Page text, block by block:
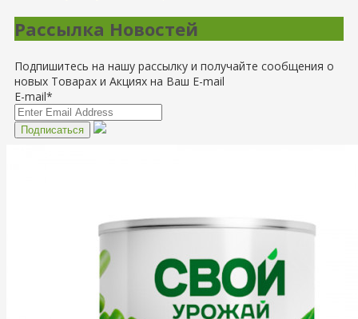
Рассылка Новостей
Подпишитесь на нашу рассылку и получайте сообщения о
новых Товарах и Акциях на Ваш E-mail
E-mail*